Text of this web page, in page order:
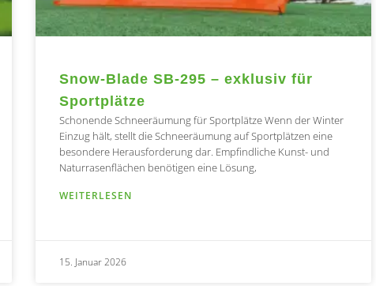
Snow-Blade SB-295 – exklusiv für
Sportplätze
Schonende Schneeräumung für Sportplätze Wenn der Winter
Einzug hält, stellt die Schneeräumung auf Sportplätzen eine
besondere Herausforderung dar. Empfindliche Kunst- und
Naturrasenflächen benötigen eine Lösung,
WEITERLESEN
15. Januar 2026